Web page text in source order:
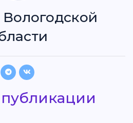
публикации